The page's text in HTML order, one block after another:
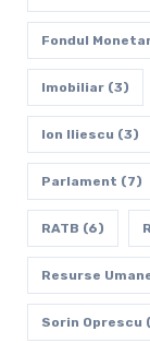
Fondul
Imobiliar(3)
Ion Iliescu (3)
Parlament (7)
RATB (6)
Resurse
Sorin Oprescu